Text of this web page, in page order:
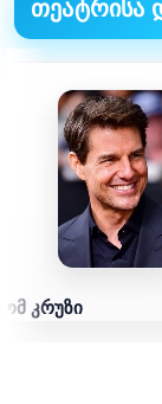
თეატრისა
კრუზი